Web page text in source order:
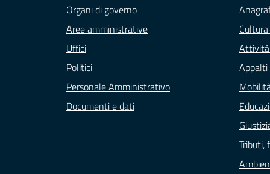
Organi di governo
Aree amministrative
Uffici
Politici
Personale Amministrativo
Documenti e dati
Appalti
Tributi,